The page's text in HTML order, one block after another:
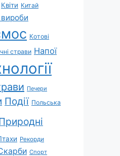
Квіти Китай
вироби
Котові
страви Напої
Печери
Події Польська
Рекорди
Спорт